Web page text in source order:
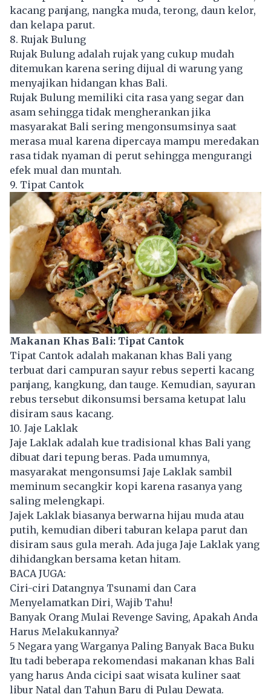
kacang panjang, nangka muda, terong, daun kelor,
dan kelapa parut.
8. Rujak Bulung
Rujak Bulung adalah rujak yang cukup mudah
ditemukan karena sering dijual di warung yang
menyajikan hidangan khas Bali.
Rujak Bulung memiliki cita rasa yang segar dan
asam sehingga tidak mengherankan jika
masyarakat Bali sering mengonsumsinya saat
merasa mual karena dipercaya mampu meredakan
rasa tidak nyaman di perut sehingga mengurangi
efek mual dan muntah.
9. Tipat Cantok
Makanan Khas Bali: Tipat Cantok
Tipat Cantok adalah makanan khas Bali yang
terbuat dari campuran sayur rebus seperti kacang
panjang, kangkung, dan tauge. Kemudian, sayuran
rebus tersebut dikonsumsi bersama ketupat lalu
disiram saus kacang.
10. Jaje Laklak
Jaje Laklak adalah kue tradisional khas Bali yang
dibuat dari tepung beras. Pada umumnya,
masyarakat mengonsumsi Jaje Laklak sambil
meminum secangkir kopi karena rasanya yang
saling melengkapi.
Jajek Laklak biasanya berwarna hijau muda atau
putih, kemudian diberi taburan kelapa parut dan
disiram saus gula merah. Ada juga Jaje Laklak yang
dihidangkan bersama ketan hitam.
BACA JUGA:
Ciri-ciri Datangnya Tsunami dan Cara
Menyelamatkan Diri, Wajib Tahu!
Banyak Orang Mulai Revenge Saving, Apakah Anda
Harus Melakukannya?
5 Negara yang Warganya Paling Banyak Baca Buku
Itu tadi beberapa rekomendasi makanan khas Bali
yang harus Anda cicipi saat wisata kuliner saat
libur Natal dan Tahun Baru di Pulau Dewata.